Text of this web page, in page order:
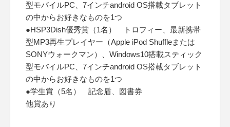
型モバイルPC、7インチandroid OS搭載タブレット
の中からお好きなものを1つ
●HSP3Dish優秀賞（1名） トロフィー、最新携帯
型MP3再生プレイヤー（Apple iPod Shuffleまたは
SONYウォークマン）、Windows10搭載スティック
型モバイルPC、7インチandroid OS搭載タブレット
の中からお好きなものを1つ
●学生賞（5名） 記念盾、図書券
他賞あり